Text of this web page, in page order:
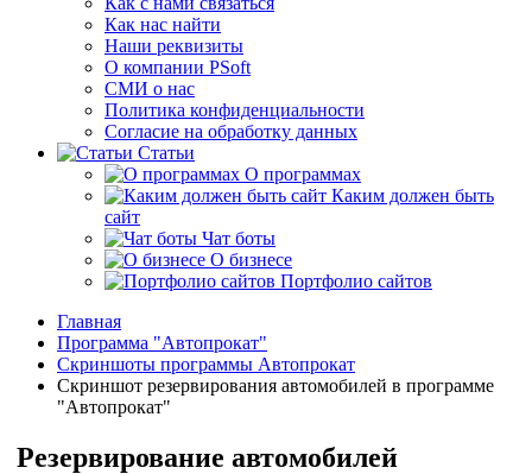
Как нас найти
Наши реквизиты
О компании PSoft
СМИ о нас
Политика конфиденциальности
Согласие на обработку данных
Статьи
О программах
Каким должен быть
сайт
Чат боты
О бизнесе
Портфолио сайтов
Главная
Программа "Автопрокат"
Скриншоты программы Автопрокат
Скриншот резервирования автомобилей в программе
"Автопрокат"
Резервирование автомобилей